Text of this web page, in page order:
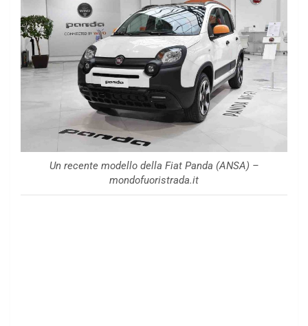
Un recente modello della Fiat Panda (ANSA) –
mondofuoristrada.it